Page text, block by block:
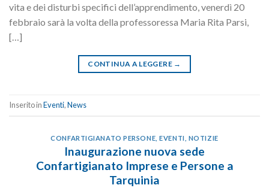
vita e dei disturbi specifici dell’apprendimento, venerdì 20
febbraio sarà la volta della professoressa Maria Rita Parsi,
[…]
CONTINUA A LEGGERE →
Inserito inEventi,News
CONFARTIGIANATO PERSONE ,EVENTI NOTIZIE
Inaugurazione nuova sede
Confartigianato Imprese e Persone a
Tarquinia